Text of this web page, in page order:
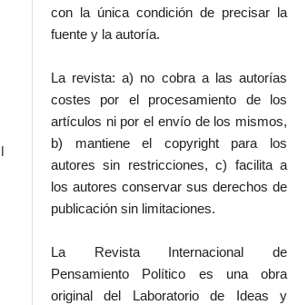
con la única condición de precisar la
fuente y la autoría.
La revista: a) no cobra a las autorías
costes por el procesamiento de los
artículos ni por el envío de los mismos,
b) mantiene el copyright para los
autores sin restricciones, c) facilita a
los autores conservar sus derechos de
publicación sin limitaciones.
La Revista Internacional de
Pensamiento Político es una obra
original del Laboratorio de Ideas y